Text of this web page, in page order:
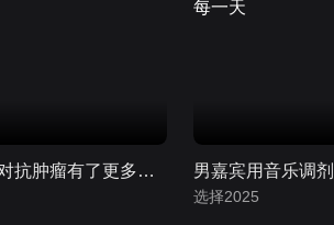
开年院士主旨演讲 对抗肿瘤有了更多办法
选择2025